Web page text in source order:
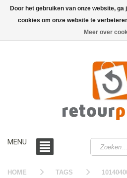
MENU
HOME TAGS
Door het gebruiken van onze website,
cookies om onze website te
Meer over